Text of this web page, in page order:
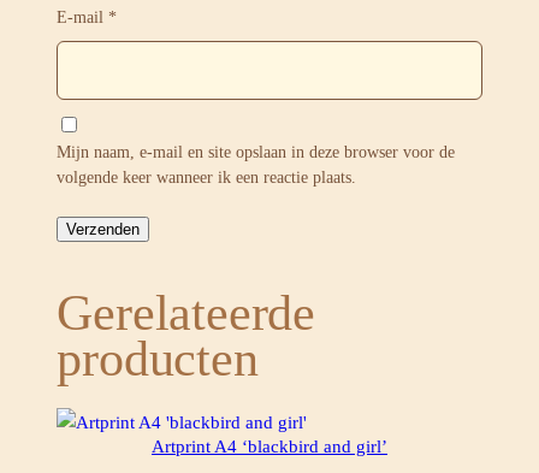
E-mail *
Mijn naam, e-mail en site opslaan in deze browser voor de
volgende keer wanneer ik een reactie plaats.
Gerelateerde
producten
Artprint A4 ‘blackbird and girl’